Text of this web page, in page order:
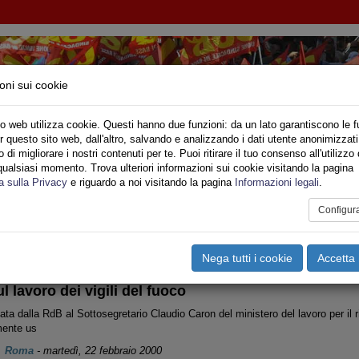
SINDACALE DI BASE SETTORE VIGILI DEL
Privato Territori Sociale Speciali Multimedia
lavoro dei vigili del fuoco
dalla RdB al Sottosegretario Claudio Caron del ministero del lavoro per il
us
Roma- martedì, 22 febbraio 2000
sui cookie
web utilizza cookie. Questi hanno due funzioni: da un lato garantiscono le
questo sito web, dall'altro, salvando e analizzando i dati utente
di migliorare i nostri contenuti per te. Puoi ritirare il tuo consenso all'utilizzo
momento. Trova ulteriori informazioni sui cookie visitando la pagina
sulla Privacy e riguardo a noi visitando la pagina Informazioni legali.
Nega tutti i cookie Accetta